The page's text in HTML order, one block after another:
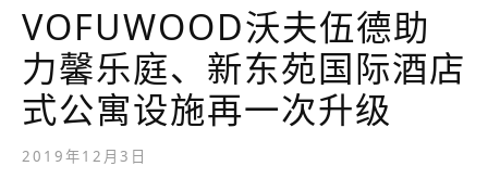
VOFUWOOD沃夫伍德助
力馨乐庭、新东苑国际酒店
式公寓设施再一次升级
2019年12月3日